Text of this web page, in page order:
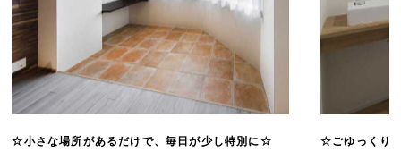
☆小さな場所があるだけで、毎日が少し特別に☆ ☆ごゆっくり